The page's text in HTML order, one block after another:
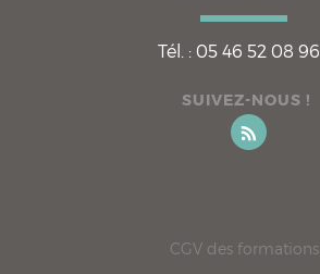
Tél. : 05 46 52 08 96
SUIVEZ-NOUS !
CGV des formations